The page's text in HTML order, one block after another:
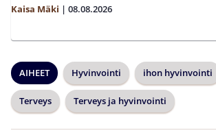
Kaisa Mäki | 08.08.2026
AIHEET Hyvinvointi ihon hyvinvointi
Terveys Terveys ja hyvinvointi